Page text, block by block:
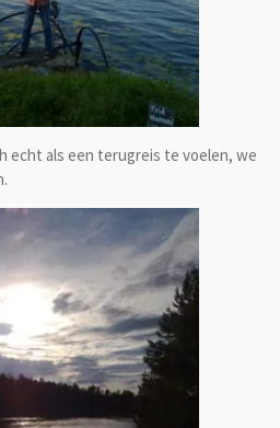
echt als een terugreis te voelen, we